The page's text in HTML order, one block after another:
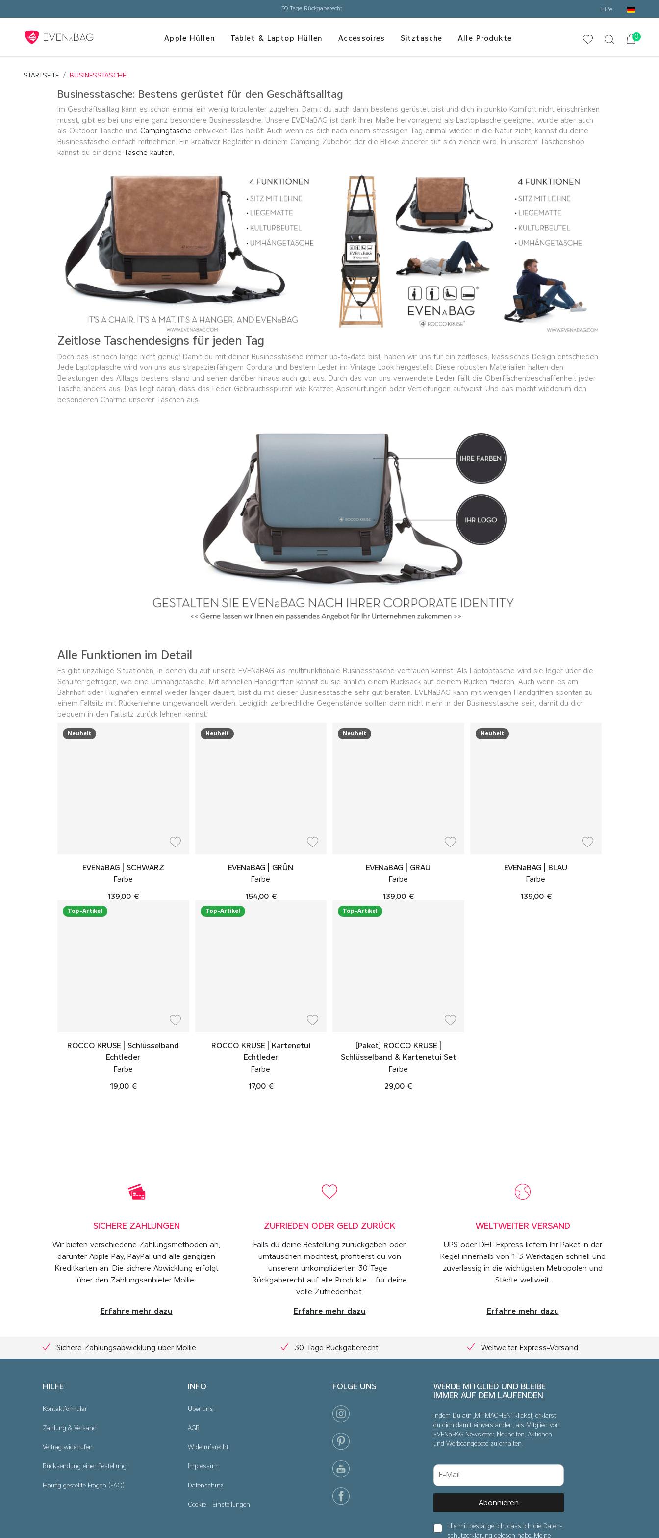
Kostenloser Versand innerhalb Deutschlands und Österreichs ab 150,00 € Bestellwert Hilfe
Apple Hüllen Tablet & Laptop Hüllen Accessoires Sitztasche Alle Produkte 0
STARTSEITE BUSINESSTASCHE
Businesstasche: Bestens gerüstet für den Geschäftsalltag
Im Geschäftsalltag kann es schon einmal ein wenig turbulenter zugehen. Damit du auch dann bestens gerüstet bist und dich in punkto Komfort nicht einschränken
musst, gibt es bei uns eine ganz besondere Businesstasche. Unsere EVENaBAG ist dank ihrer Maße hervorragend als Laptoptasche geeignet, wurde aber auch
als Outdoor Tasche und Campingtasche entwickelt. Das heißt: Auch wenn es dich nach einem stressigen Tag einmal wieder in die Natur zieht, kannst du deine
Businesstasche einfach mitnehmen. Ein kreativer Begleiter in deinem Camping Zubehör, der die Blicke anderer auf sich ziehen wird. In unserem Taschenshop
kannst du dir deine
Tasche kaufen.
Zeitlose Taschendesigns für jeden Tag
Doch das ist noch lange nicht genug: Damit du mit deiner Businesstasche immer up-to-date bist, haben wir uns für ein zeitloses, klassisches Design entschieden.
Jede Laptoptasche wird von uns aus strapazierfähigem Cordura und bestem Leder im Vintage Look hergestellt. Diese robusten Materialien halten den
Belastungen des Alltags bestens stand und sehen darüber hinaus auch gut aus. Durch das von uns verwendete Leder fällt die Oberflächenbeschaffenheit jeder
Tasche anders aus. Das liegt daran, dass das Leder Gebrauchsspuren wie Kratzer, Abschürfungen oder Vertiefungen aufweist. Und das macht wiederum den
besonderen Charme unserer Taschen aus.
Alle Funktionen im Detail
Es gibt unzählige Situationen, in denen du auf unsere EVENaBAG als multifunktionale Businesstasche vertrauen kannst. Als Laptoptasche wird sie leger über die
Schulter getragen, wie eine Umhängetasche. Mit schnellen Handgriffen kannst du sie ähnlich einem Rucksack auf deinem Rücken fixieren. Auch wenn es am
Bahnhof oder Flughafen einmal wieder länger dauert, bist du mit dieser Businesstasche sehr gut beraten. EVENaBAG kann mit wenigen Handgriffen spontan zu
einem Faltsitz mit Rückenlehne umgewandelt werden. Lediglich zerbrechliche Gegenstände sollten dann nicht mehr in der Businesstasche sein, damit du dich
bequem in den Faltsitz zurück lehnen kannst.
Neuheit
EVENaBAG | SCHWARZ
Farbe
139,00 €
Neuheit
EVENaBAG | GRÜN
Farbe
154,00 €
Neuheit
EVENaBAG | GRAU
Farbe
139,00 €
Neuheit
EVENaBAG | BLAU
Farbe
139,00 €
Top-Artikel
ROCCO KRUSE | Schlüsselband
Echtleder
Farbe
19,00 €
Top-Artikel
ROCCO KRUSE | Kartenetui
Echtleder
Farbe
17,00 €
Top-Artikel
[Paket] ROCCO KRUSE |
Schlüsselband & Kartenetui Set
Farbe
29,00 €
SICHERE ZAHLUNGEN
Wir bieten verschiedene Zahlungsmethoden an,
darunter Apple Pay, PayPal und alle gängigen
Kreditkarten an. Die sichere Abwicklung erfolgt
über den Zahlungsanbieter Mollie.
Erfahre mehr dazu
ZUFRIEDEN ODER GELD ZURÜCK
Falls du deine Bestellung zurückgeben oder
umtauschen möchtest, profitierst du von
unserem unkomplizierten 30-Tage-
Rückgaberecht auf alle Produkte – für deine
volle Zufriedenheit.
Erfahre mehr dazu
WELTWEITER VERSAND
UPS oder DHL Express liefern Ihr Paket in der
Regel innerhalb von 1–3 Werktagen schnell und
zuverlässig in die wichtigsten Metropolen und
Städte weltweit.
Erfahre mehr dazu
Sichere Zahlungsabwicklung über Mollie 30 Tage Rückgaberecht Weltweiter Express-Versand
HILFE
Kontaktformular
Zahlung & Versand
Vertrag widerrufen
Rücksendung einer Bestellung
Häufig gestellte Fragen (FAQ)
INFO
Über uns
AGB
Widerrufsrecht
Impressum
Datenschutz
Cookie - Einstellungen
WERDE MITGLIED UND BLEIBE
IMMER AUF DEM LAUFENDEN
Indem Du auf „MITMACHEN“ klickst, erklärst
du dich damit einverstanden, als Mitglied vom
EVENaBAG Newsletter, Neuheiten, Aktionen
und Werbeangebote zu erhalten.
Abonnieren
Hiermit bestätige ich, dass ich die Daten­
schutz­erklärung gelesen habe. Meine
FOLGE UNS